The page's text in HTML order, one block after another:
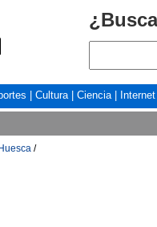
Cultura| Ciencia| Internet
/